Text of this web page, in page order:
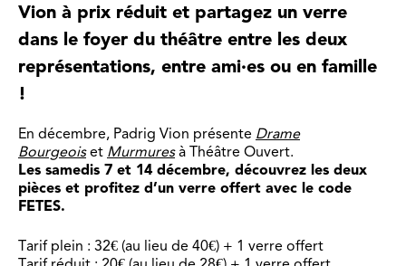
Vion à prix réduit et partagez un verre
dans le foyer du théâtre entre les deux
représentations, entre ami·es ou en famille
!
En décembre, Padrig Vion présente Drame
Bourgeois et Murmures à Théâtre Ouvert.
Les samedis 7 et 14 décembre, découvrez les deux
pièces et profitez d’un verre offert avec le code
FETES.
Tarif plein : 32€ (au lieu de 40€) + 1 verre offert